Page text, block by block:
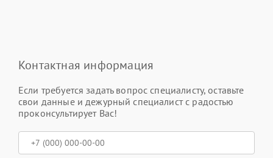
Контактная информация
Если требуется задать вопрос специалисту, оставьте
свои данные и дежурный специалист с радостью
проконсультирует Вас!